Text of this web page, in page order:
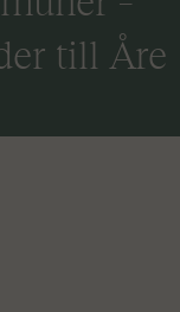
till Åre